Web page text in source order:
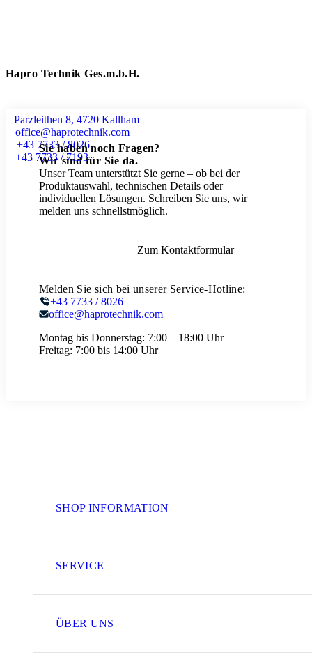
Hapro Technik Ges.m.b.H.
Parzleithen 8, 4720 Kallham
office@haprotechnik.com
+43 7733 / 8026
+43 7733 / 7193
Sie haben noch Fragen?
Wir sind für Sie da.
Unser Team unterstützt Sie gerne – ob bei der
Produktauswahl, technischen Details oder
individuellen Lösungen. Schreiben Sie uns, wir
melden uns schnellstmöglich.
Zum Kontaktformular
Melden Sie sich bei unserer Service-Hotline:
+43 7733 / 8026
office@haprotechnik.com
Montag bis Donnerstag: 7:00 – 18:00 Uhr
Freitag: 7:00 bis 14:00 Uhr
SHOP INFORMATION
SERVICE
ÜBER UNS